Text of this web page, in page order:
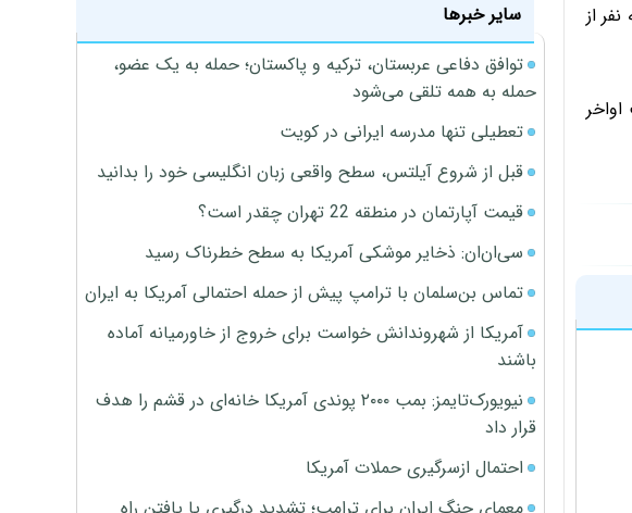
از
شرکت اواخر
سایر خبرها
توافق دفاعی عربستان، ترکیه و پاکستان؛ حمله به یک عضو،
حمله به همه تلقی می‌شود
تعطیلی تنها مدرسه ایرانی در کویت
قبل از شروع آیلتس، سطح واقعی زبان انگلیسی خود را بدانید
قیمت آپارتمان در منطقه 22 تهران چقدر است؟
سی‌ان‌ان: ذخایر موشکی آمریکا به سطح خطرناک رسید
تماس بن‌سلمان با ترامپ پیش از حمله احتمالی آمریکا به ایران
آمریکا از شهروندانش خواست برای خروج از خاورمیانه آماده
باشند
نیویورک‌تایمز: بمب ۲۰۰۰ پوندی آمریکا خانه‌ای در قشم را هدف
قرار داد
احتمال ازسرگیری حملات آمریکا